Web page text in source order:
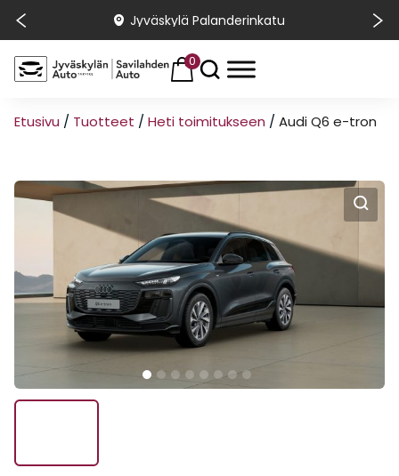
Jyväskylä Palanderinkatu
0
Etusivu / Tuotteet / Heti toimitukseen / Audi Q6 e-tron